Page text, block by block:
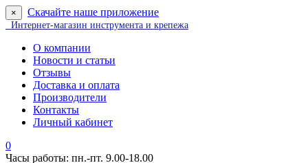
× Скачайте наше приложение
Интернет-магазин инструмента и крепежа
О компании
Новости и статьи
Отзывы
Доставка и оплата
Производители
Контакты
Личный кабинет
0
Часы работы: пн.-пт. 9.00-18.00